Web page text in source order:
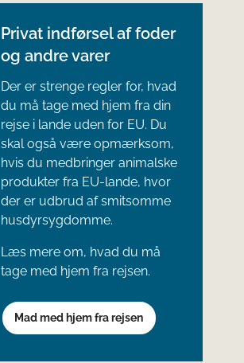
Privat indførsel af foder
og andre varer
Der er strenge regler for, hvad
du må tage med hjem fra din
rejse i lande uden for EU. Du
skal også være opmærksom,
hvis du medbringer animalske
produkter fra EU-lande, hvor
der er udbrud af smitsomme
husdyrsygdomme.
Læs mere om, hvad du må
tage med hjem fra rejsen.
Mad med hjem fra rejsen